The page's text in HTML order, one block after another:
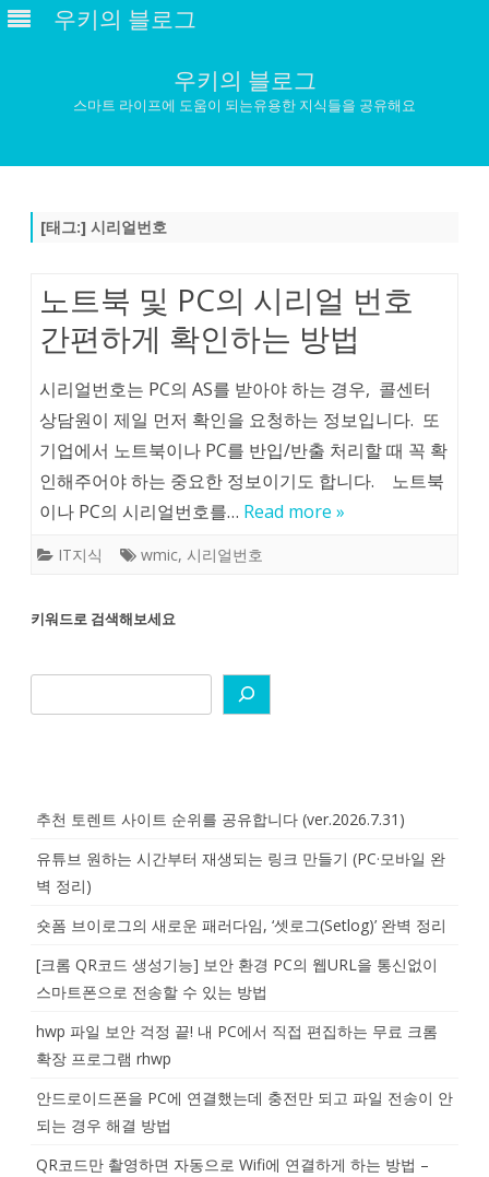
우키의 블로그
우키의 블로그
스마트 라이프에 도움이 되는유용한 지식들을 공유해요
[태그:] 시리얼번호
노트북 및 PC의 시리얼 번호
간편하게 확인하는 방법
시리얼번호는 PC의 AS를 받아야 하는 경우, 콜센터
상담원이 제일 먼저 확인을 요청하는 정보입니다. 또
기업에서 노트북이나 PC를 반입/반출 처리할 때 꼭 확
인해주어야 하는 중요한 정보이기도 합니다. 노트북
이나 PC의 시리얼번호를… Read more »
IT지식 wmic, 시리얼번호
키워드로 검색해보세요
추천 토렌트 사이트 순위를 공유합니다 (ver.2026.7.31)
유튜브 원하는 시간부터 재생되는 링크 만들기 (PC·모바일 완
벽 정리)
숏폼 브이로그의 새로운 패러다임, ‘셋로그(Setlog)’ 완벽 정리
[크롬 QR코드 생성기능] 보안 환경 PC의 웹URL을 통신없이
스마트폰으로 전송할 수 있는 방법
hwp 파일 보안 걱정 끝! 내 PC에서 직접 편집하는 무료 크롬
확장 프로그램 rhwp
안드로이드폰을 PC에 연결했는데 충전만 되고 파일 전송이 안
되는 경우 해결 방법
QR코드만 촬영하면 자동으로 Wifi에 연결하게 하는 방법 –